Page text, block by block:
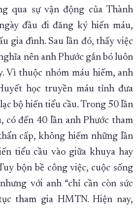
qua sự vận động của Thành
đầu đi đăng ký hiến máu,
gia đình. Sau lần đó, thấy việc
nên anh Phước gắn bó luôn
Vì thuộc nhóm máu hiếm, anh
học truyền máu tỉnh đưa
bộ hiến tiểu cầu. Trong 50 lần
có đến 40 lần anh Phước tham
cấp, không hiếm những lần
tiểu cầu vào giữa khuya hay
bộn bề công việc, cuộc sống
với anh “chỉ cần còn sức
tham gia HMTN. Hiện nay,